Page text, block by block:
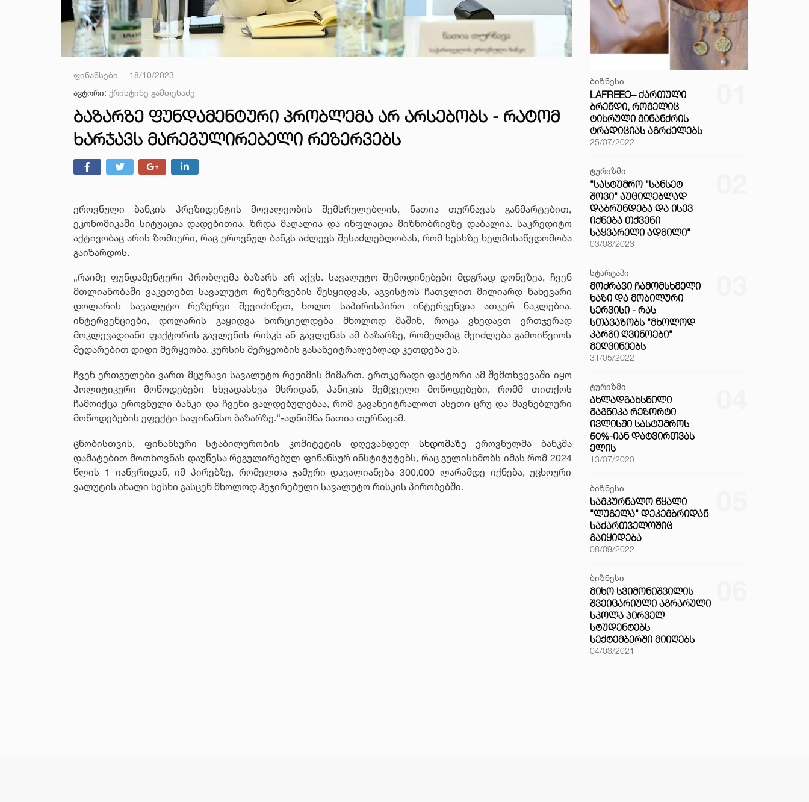
ფინანსები
18/10/2023
ავტორი: ქრისტინე გამთენაძე
ᲑᲐᲖᲐᲠᲖᲔ ᲤᲣᲜᲓᲐᲛᲔᲜᲢᲣᲠᲘ ᲞᲠᲝᲑᲚᲔᲛᲐ ᲐᲠ ᲐᲠᲡᲔᲑᲝᲑᲡ - ᲠᲐᲢᲝᲛ
ᲮᲐᲠᲯᲐᲕᲡ ᲛᲐᲠᲔᲒᲣᲚᲘᲠᲔᲑᲔᲚᲘ ᲠᲔᲖᲔᲠᲕᲔᲑᲡ
ეროვნული ბანკის პრეზიდენტის მოვალეობის შემსრულებლის, ნათია თურნავას განმარტებით,
ეკონომიკაში სიტუაცია დადებითია, ზრდა მაღალია და ინფლაცია მიზნობრივზე დაბალია. საკრედიტო
აქტივობაც არის ზომიერი, რაც ეროვნულ ბანკს აძლევს შესაძლებლობას, რომ სესხზე ხელმისაწვდომობა
გაიზარდოს.
„რაიმე ფუნდამენტური პრობლემა ბაზარს არ აქვს. სავალუტო შემოდინებები მდგრად დონეზეა, ჩვენ
მთლიანობაში ვაკეთებთ სავალუტო რეზერვების შესყიდვას, აგვისტოს ჩათვლით მილიარდ ნახევარი
დოლარის სავალუტო რეზერვი შევიძინეთ, ხოლო საპირისპირო ინტერვენცია ათჯერ ნაკლებია.
ინტერვენციები, დოლარის გაყიდვა ხორციელდება მხოლოდ მაშინ, როცა ვხედავთ ერთჯერად
მოკლევადიანი ფაქტორის გავლენის რისკს ან გავლენას ამ ბაზარზე, რომელმაც შეიძლება გამოიწვიოს
შედარებით დიდი მერყეობა. კურსის მერყეობის გასანეიტრალებლად კეთდება ეს.
ჩვენ ერთგულები ვართ მცურავი სავალუტო რეჟიმის მიმართ. ერთჯერადი ფაქტორი ამ შემთხვევაში იყო
პოლიტიკური მოწოდებები სხვადასხვა მხრიდან, პანიკის შემცველი მოწოდებები, რომმ თითქოს
ჩამოიქცა ეროვნული ბანკი და ჩვენი ვალდებულებაა, რომ გავანეიტრალოთ ასეთი ცრუ და მავნებლური
მოწოდებების ეფექტი საფინანსო ბაზარზე.“-აღნიშნა ნათია თურნავამ.
ცნობისთვის, ფინანსური სტაბილურობის კომიტეტის დღევანდელ სხდომაზე ეროვნულმა ბანკმა
დამატებით მოთხოვნას დაუწესა რეგულირებულ ფინანსურ ინსტიტუტებს, რაც გულისხმობს იმას რომ 2024
წლის 1 იანვრიდან, იმ პირებზე, რომელთა ჯამური დავალიანება 300,000 ლარამდე იქნება, უცხოური
ვალუტის ახალი სესხი გასცენ მხოლოდ ჰეჯირებული სავალუტო რისკის პირობებში.
ბიზნესი
LAFREEO– ᲥᲐᲠᲗᲣᲚᲘ
ᲑᲠᲔᲜᲓᲘ, ᲠᲝᲛᲔᲚᲘᲪ
ᲢᲘᲮᲠᲣᲚᲘ ᲛᲘᲜᲐᲜᲥᲠᲘᲡ
ᲢᲠᲐᲓᲘᲪᲘᲐᲡ ᲐᲒᲠᲫᲔᲚᲔᲑᲡ
25/07/2022
ტურიზმი
"ᲡᲐᲡᲢᲣᲛᲠᲝ "ᲡᲐᲜᲡᲔᲢ
ᲨᲝᲕᲘ" ᲐᲣᲪᲘᲚᲔᲑᲚᲐᲓ
ᲓᲐᲑᲠᲣᲜᲓᲔᲑᲐ ᲓᲐ ᲘᲡᲔᲕ
ᲘᲥᲜᲔᲑᲐ ᲗᲥᲕᲔᲜᲘ
ᲡᲐᲧᲕᲐᲠᲔᲚᲘ ᲐᲓᲒᲘᲚᲘ"
03/08/2023
სტარტაპი
ᲛᲝᲫᲠᲐᲕᲘ ᲩᲐᲛᲝᲛᲡᲮᲛᲔᲚᲘ
ᲮᲐᲖᲘ ᲓᲐ ᲛᲝᲑᲘᲚᲣᲠᲘ
ᲡᲔᲠᲕᲘᲡᲘ - ᲠᲐᲡ
ᲡᲗᲐᲕᲐᲖᲝᲑᲡ "ᲛᲮᲝᲚᲝᲓ
ᲙᲐᲠᲒᲘ ᲦᲕᲘᲜᲝᲔᲑᲘ"
ᲛᲔᲦᲕᲘᲜᲔᲔᲑᲡ
31/05/2022
ტურიზმი
ᲐᲮᲚᲐᲓᲒᲐᲮᲡᲜᲘᲚᲘ
ᲛᲐᲒᲜᲘᲙᲐ ᲠᲔᲖᲝᲠᲢᲘ
ᲘᲕᲚᲘᲡᲨᲘ ᲡᲐᲡᲢᲣᲛᲠᲝᲡ
50%-ᲘᲐᲜ ᲓᲐᲢᲕᲘᲠᲗᲕᲐᲡ
ᲔᲚᲘᲡ
13/07/2020
ბიზნესი
ᲡᲐᲛᲙᲣᲠᲜᲐᲚᲝ ᲬᲧᲐᲚᲘ
"ᲚᲣᲒᲔᲚᲐ" ᲓᲔᲙᲔᲛᲑᲠᲘᲓᲐᲜ
ᲡᲐᲥᲐᲠᲗᲕᲔᲚᲝᲨᲘᲪ
ᲒᲐᲘᲧᲘᲓᲔᲑᲐ
08/09/2022
ბიზნესი
ᲛᲘᲮᲝ ᲡᲕᲘᲛᲝᲜᲘᲨᲕᲘᲚᲘᲡ
ᲨᲕᲔᲘᲪᲐᲠᲘᲣᲚᲘ ᲐᲒᲠᲐᲠᲣᲚᲘ
ᲡᲙᲝᲚᲐ ᲞᲘᲠᲕᲔᲚ
ᲡᲢᲣᲓᲔᲜᲢᲔᲑᲡ
ᲡᲔᲥᲢᲔᲛᲑᲔᲠᲨᲘ ᲛᲘᲘᲦᲔᲑᲡ
04/03/2021